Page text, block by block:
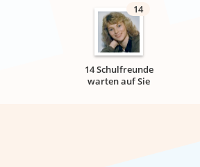
14
14 Schulfreunde
warten auf Sie